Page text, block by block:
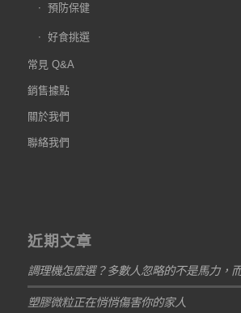
預防保健
好食挑選
常見 Q&A
銷售據點
關於我們
聯絡我們
近期文章
調理機怎麼選？多數人忽略的不是馬力，
塑膠微粒正在悄悄傷害你的家人